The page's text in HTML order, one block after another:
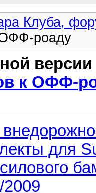
Клуба,
ОФФ-роаду
к ОФФ-
для
2009